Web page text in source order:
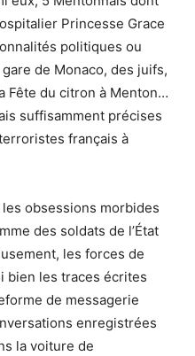
Princesse Grace
politiques ou
de Monaco, des juifs,
Fête du citron à Menton…
suffisamment précises
français à
obsessions morbides
des soldats de l’État
les forces de
bien les traces écrites
de messagerie
enregistrées
la voiture de